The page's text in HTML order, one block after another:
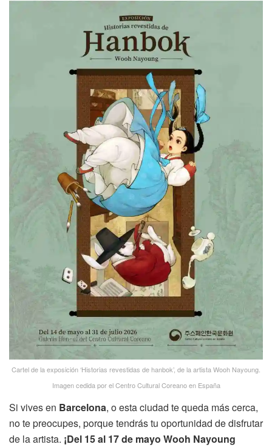
Cartel de la exposición ‘Historias revestidas de hanbok’, de la artista Wooh Nayoung.
Imagen cedida por el Centro Cultural Coreano en España
Si vives en Barcelona, o esta ciudad te queda más cerca,
no te preocupes, porque tendrás tu oportunidad de disfrutar
de la artista. ¡Del 15 al 17 de mayo Wooh Nayoung